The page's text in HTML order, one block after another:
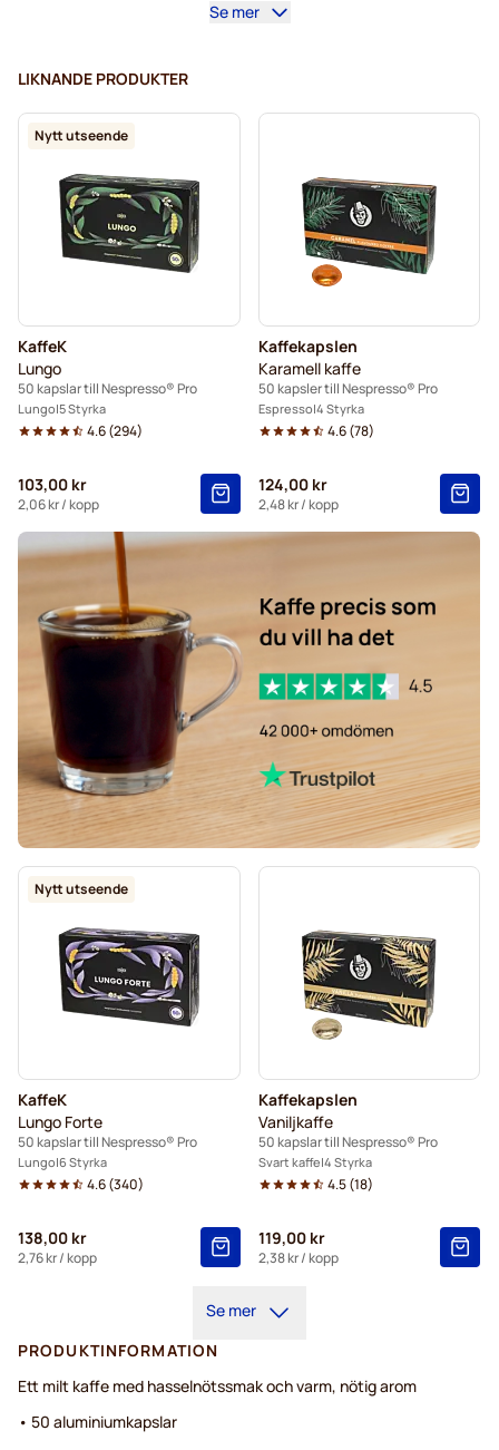
Tillbehör till Nespresso® Professional
Avkalkning och rengöring för Nespresso® Pro
Gimoka-kapslar för Nespresso® Pro
Kaffekapslar för Nespresso® Pro
Kaffekapslen till Nespresso® Professional
Se mer
LIKNANDE PRODUKTER
Nytt utseende
KaffeK
Lungo
50 kapslar till Nespresso® Pro
Lungo 5 Styrka
4.6(294)
103,00 kr
2,06 kr/ kopp
Kaffekapslen
Karamell kaffe
50 kapsler till Nespresso® Pro
Espresso 4 Styrka
4.6(78)
124,00 kr
2,48 kr/ kopp
Nytt utseende
KaffeK
Lungo Forte
50 kapslar till Nespresso® Pro
Lungo 6 Styrka
4.6(340)
138,00 kr
2,76 kr/ kopp
Kaffekapslen
Vaniljkaffe
50 kapslar till Nespresso® Pro
Svart kaffe 4 Styrka
4.5(18)
119,00 kr
2,38 kr/ kopp
Se mer
PRODUKTINFORMATION
Ett milt kaffe med hasselnötssmak och varm, nötig arom
• 50 aluminiumkapslar